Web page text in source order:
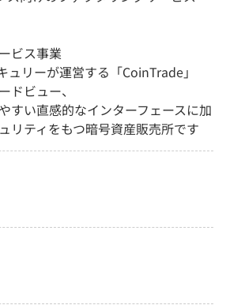
ビス事業
ュリーが運営する「CoinTrade」
ドビュー、
すい直感的なインターフェースに加
リティをもつ暗号資産販売所です